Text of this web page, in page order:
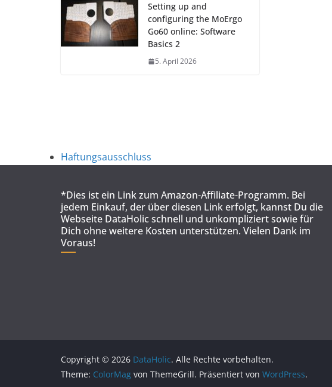
Setting up and
configuring the MoErgo
Go60 online: Software
Basics 2
5. April 2026
Haftungsausschluss
*Dies ist ein Link zum Amazon-Affiliate-Programm. Bei
jedem Einkauf, der über diesen Link erfolgt, kannst Du die
Webseite DataHolic schnell und unkompliziert sowie für
Dich ohne weitere Kosten unterstützen. Vielen Dank im
Voraus!
Copyright © 2026 DataHolic. Alle Rechte vorbehalten.
Theme: ColorMag von ThemeGrill. Präsentiert von WordPress.